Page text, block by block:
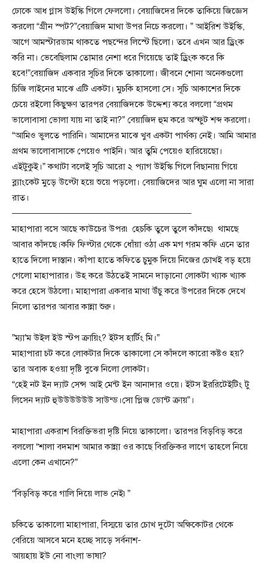
ঢোকে আধ গ্লাস উইস্কি গিলে ফেললো। বেয়াজিদের দিকে তাকিয়ে জিজ্ঞেস
করলো “গ্রীন স্পট?”বেয়াজিদ মাথা উপর নিচে করলো। ” আইরিশ উইস্কি,
আগে আমস্টারডাম থাকতে পছন্দের লিস্টে ছিলো। তবে এখন আর ড্রিংক
করি না। ভেবেছিলাম তোমার নেশা ধরে গিয়েছে তাই ড্রিংক করে কি
হবে!”বেয়াজিদ একবার সূচির দিকে তাকালো। জীবনে শোনা অনেকগুলো
চিজি লাইনের মাঝে এটি একটা। মুচকি হাসলো সে। সূচি আকাশের দিকে
চেয়ে রইলো কিছুক্ষণ তারপর বেয়াজিদকে উদ্দেশ্য করে বললো “প্রথম
ভালোবাসা ভোলা যায় না তাই না?” বেয়াজিদ হুম করে অস্ফুট শব্দ করলো।
“আমিও ভুলতে পারিনি। আমাদের মাঝে খুব একটা পার্থক্য নেই। আমি আমার
প্রথম ভালোবাসাকে পেয়েও পাইনি। আর তুমি পেয়েও হারিয়েছো।
এইটুকুই।” কথাটা বলেই সূচি আরো ২ প্যাগ উইস্কি গিলে বিছানায় গিয়ে
ব্ল্যাংকেট মুড়ে উল্টো হয়ে শুয়ে পড়লো। বেয়াজিদের আর ঘুম এলো না সারা
রাত।
————————————————————
মাহাপারা বসে আছে কাউচের উপর৷ হেচকি তুলে তুলে কাঁদছে৷ থামছে
আবার কাঁদছে।কফি ফিল্টার থেকে ধোঁয়া ওঠা এক মগ গরম কফি এনে তার
হাতে দিলো দাস্তান। কাঁপা হাতে কফিতে চুমুক দিয়ে নিজের চোখই বড় হয়ে
গেলো মাহাপারার। উহ করে উঠতেই সামনে দাড়ানো লোকটা খ্যাক খ্যাক
করে হেসে উঠলো। মাহাপারা একবার মাথা উঁচু করে উপরের দিকে দেখে
নিলো তারপর আবার কান্না শুরু।
”ম্যা’ম উইল ইউ স্টপ ক্রায়িং? ইটস হার্টিং মি।”
মাহাপারা চট করে লোকটার দিকে তাকালো সে কাঁদলে কারো কষ্টও হয়?
তার অবাক হওয়া দৃষ্টি বুঝে নিলো লোকটা।
“হেই নট ইন দ্যাট সেন্স আই মেন্ট ইন আনাদার ওয়ে। ইটস ইররিটেইটিং টু
লিসেন দ্যাট হুউউউউউউ সাউন্ড।সো প্লিজ ডোন্ট ক্রায়”।
মাহাপারা একরাশ বিরক্তিভরা দৃষ্টি নিয়ে তাকালো। তারপর বিড়বিড় করে
বললো “শালা বদমাশ আমার কান্না ওর কাছে বিরক্তিকর লাগে তাহলে নিয়ে
এলো কেন এখানে?”
“বিড়বিড় করে গালি দিয়ে লাভ নেই৷”
চকিতে তাকালো মাহাপারা, বিস্ময়ে তার চোখ দুটো অক্ষিকোটর থেকে
বেরিয়ে আসবে মনে হচ্ছে সাড়ে সর্বনাশ-
আয়হায় ইউ নো বাংলা ভাষা?